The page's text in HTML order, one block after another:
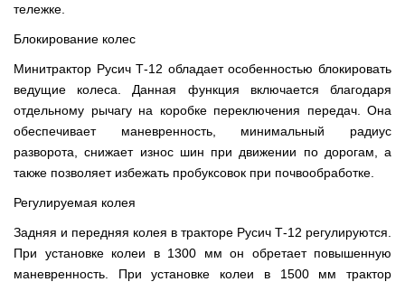
тележке.
Блокирование колес
Минитрактор Русич Т-12 обладает особенностью блокировать
ведущие колеса. Данная функция включается благодаря
отдельному рычагу на коробке переключения передач. Она
обеспечивает маневренность, минимальный радиус
разворота, снижает износ шин при движении по дорогам, а
также позволяет избежать пробуксовок при почвообработке.
Регулируемая колея
Задняя и передняя колея в тракторе Русич Т-12 регулируются.
При установке колеи в 1300 мм он обретает повышенную
маневренность. При установке колеи в 1500 мм трактор